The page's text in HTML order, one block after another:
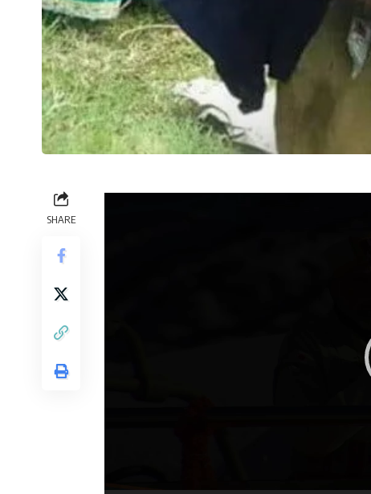
SHARE